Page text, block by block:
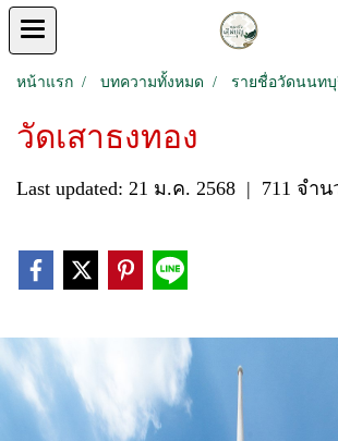
หน้าแรก บทความทั้งหมด รายชื่อวัดนนทบุ
วัดเสาธงทอง
Last updated: 21 ม.ค. 2568 | 711 จำ